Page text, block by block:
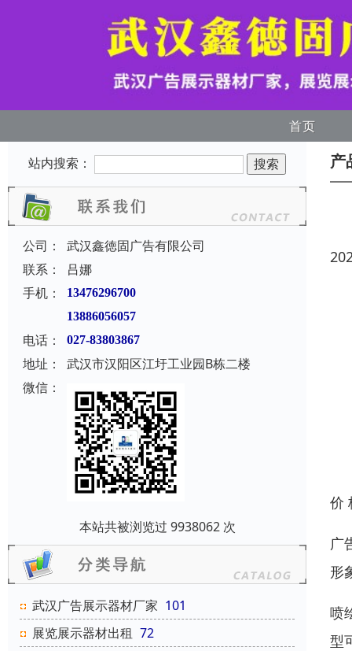
首页
站内搜索：
公司：
武汉鑫徳固广告有限公司
联系：
吕娜
手机：
13476296700
13886056057
电话： 027-83803867
地址：
武汉市汉阳区江圩工业园B栋二楼
微信：
本站共被浏览过 9938062 次
武汉广告展示器材厂家 101
展览展示器材出租 72
产
价
广
形
喷
型